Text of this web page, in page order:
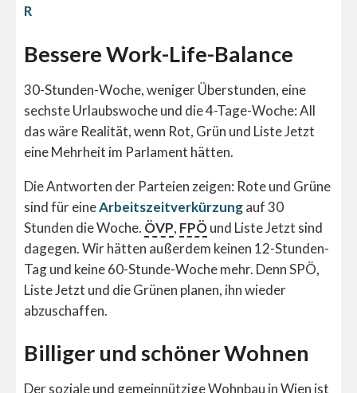
R
Bessere Work-Life-Balance
30-Stunden-Woche, weniger Überstunden, eine
sechste Urlaubswoche und die 4-Tage-Woche: All
das wäre Realität, wenn Rot, Grün und Liste Jetzt
eine Mehrheit im Parlament hätten.
Die Antworten der Parteien zeigen: Rote und Grüne
sind für eineArbeitszeitverkürzungauf 30
Stunden die Woche. ÖVP, FPÖund Liste Jetzt sind
dagegen. Wir hätten außerdem keinen 12-Stunden-
Tag und keine 60-Stunde-Woche mehr. Denn SPÖ,
Liste Jetzt und die Grünen planen, ihn wieder
abzuschaffen.
Billiger und schöner Wohnen
Der soziale und gemeinnützige Wohnbau in Wien ist